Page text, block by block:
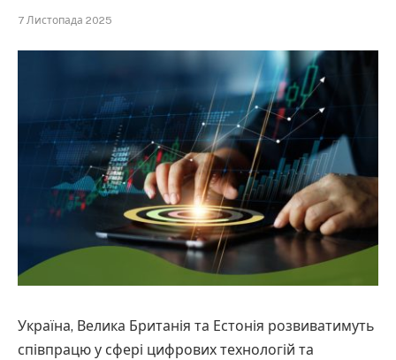
7 Листопада 2025
Україна, Велика Британія та Естонія розвиватимуть
співпрацю у сфері цифрових технологій та